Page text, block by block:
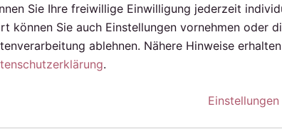
Erweiterte
Gewerbesteuerkürzung
Sie Ihre freiwillige Einwilligung jederzeit
können Sie auch Einstellungen vornehmen oder
ablehnen. Nähere Hinweise
.
Einstellungen